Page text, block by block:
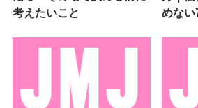
考えたいこと
めない